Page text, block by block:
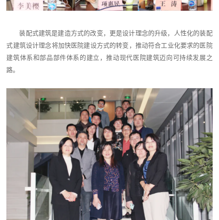
装配式建筑是建造方式的改变，更是设计理念的升级，人性化的装配
式建筑设计理念将加快医院建设方式的转变，推动符合工业化要求的医院
建筑体系和部品部件体系的建立，推动现代医院建筑迈向可持续发展之
路。